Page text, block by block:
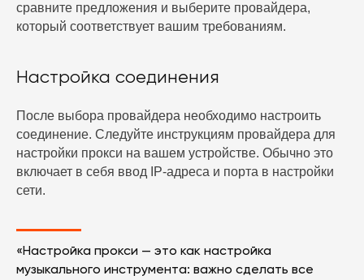
сравните предложения и выберите провайдера,
который соответствует вашим требованиям.
Настройка соединения
После выбора провайдера необходимо настроить
соединение. Следуйте инструкциям провайдера для
настройки прокси на вашем устройстве. Обычно это
включает в себя ввод IP-адреса и порта в настройки
сети.
«Настройка прокси — это как настройка
музыкального инструмента: важно сделать все